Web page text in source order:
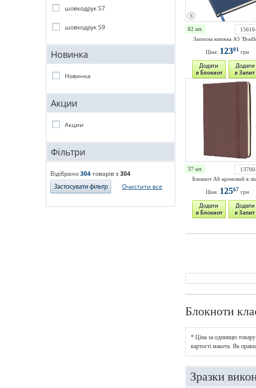
шовкодрук S7
шовкодрук S9
Новинка
Новинка
Акции
Акции
Фільтри
Відібрано304товарів з304
Очистити все
82 шт.
Записна книжка А5
Ціна: 12381 грн
37 шт.
Блокнот А6 кремовий в
Ціна: 12567 грн
Блокноти
* Ціна за одиницю товару
вартості макета. Як
Зразки